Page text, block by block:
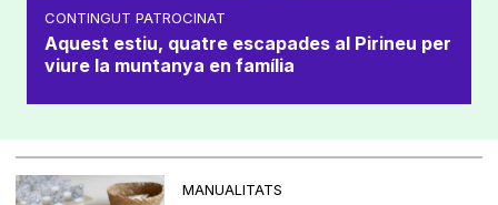
CONTINGUT PATROCINAT
Aquest estiu, quatre escapades al Pirineu per
viure la muntanya en família
MANUALITATS